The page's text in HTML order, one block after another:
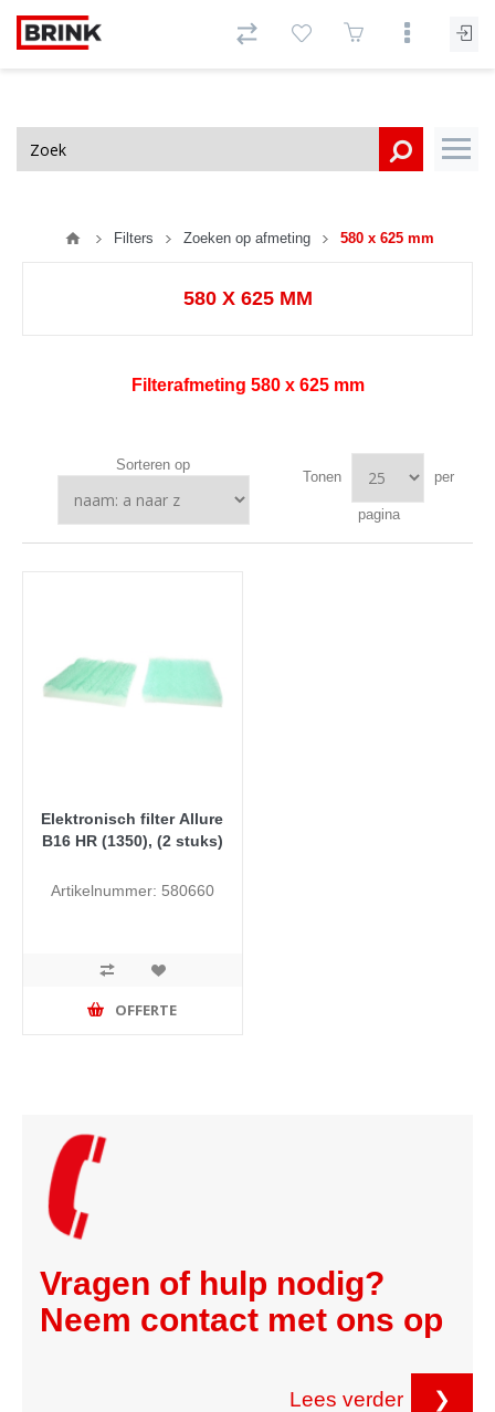
Filters Zoeken op afmeting 580 x 625 mm
580 X 625 MM
Filterafmeting 580 x 625 mm
Sorteren op
Tonen per
pagina
Elektronisch filter Allure
B16 HR (1350), (2 stuks)
Artikelnummer: 580660
OFFERTE
Vragen of hulp nodig?
Neem contact met ons op
Lees verder ❯